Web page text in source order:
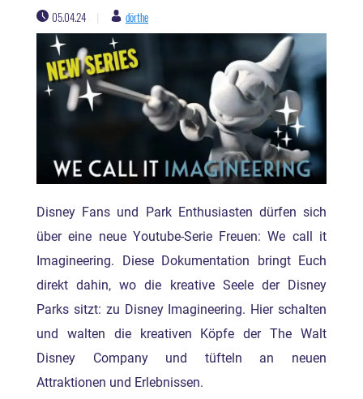
05.04.24 | dörthe
Disney Fans und Park Enthusiasten dürfen sich
über eine neue Youtube-Serie Freuen: We call it
Imagineering. Diese Dokumentation bringt Euch
direkt dahin, wo die kreative Seele der Disney
Parks sitzt: zu Disney Imagineering. Hier schalten
und walten die kreativen Köpfe der The Walt
Disney Company und tüfteln an neuen
Attraktionen und Erlebnissen.